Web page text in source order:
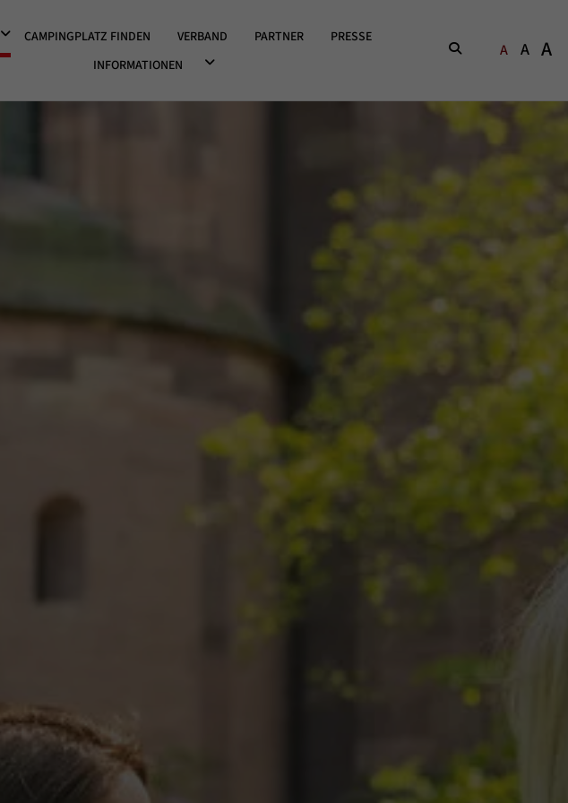
DROPDOWN ÖFFNEN
CAMPINGPLATZ FINDEN VERBAND PARTNER
PRESSE
INFORMATIONEN
DROPDOWN ÖFFNEN
SUCHENA A A